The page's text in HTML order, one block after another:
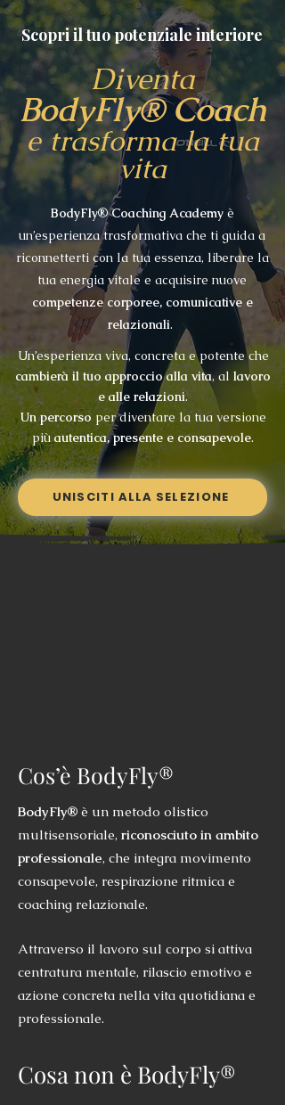
Scopri il tuo potenziale interiore
Diventa
BodyFly® Coach
e trasforma la tua
vita
BodyFly® Coaching Academyè
un’esperienza trasformativa che ti guida a
riconnetterti con la tua essenza, liberare la
tua energia vitale e acquisire nuove
competenze corporee, comunicative e
relazionali.
Un’esperienza viva, concreta e potente che
cambierà il tuo approccio alla vita, al lavoro
e alle relazioni.
Un percorsoper diventare la tua versione
piùautentica, presente e consapevole.
UNISCITI ALLA SELEZIONE
Cos’è BodyFly®
BodyFly® è un metodo olistico
multisensoriale, riconosciuto in ambito
professionale, che integra movimento
consapevole, respirazione ritmica e
coaching relazionale.
Attraverso il lavoro sul corpo si attiva
centratura mentale, rilascio emotivo e
azione concreta nella vita quotidiana e
professionale.
Cosa non è BodyFly®